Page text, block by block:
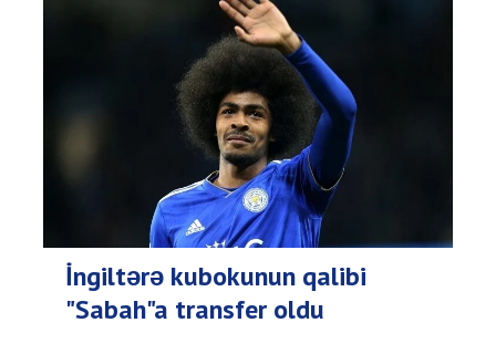
İngiltərə kubokunun qalibi
"Sabah"a transfer oldu